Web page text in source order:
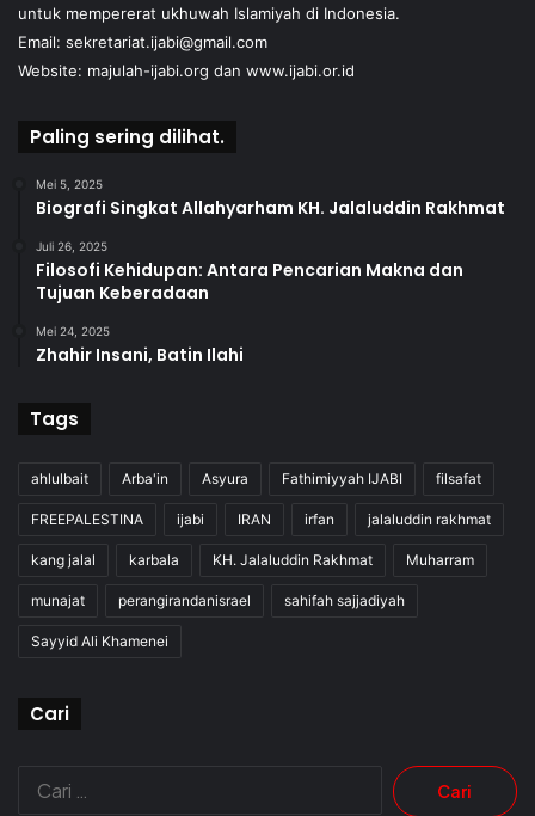
untuk mempererat ukhuwah Islamiyah di Indonesia.
Email: sekretariat.ijabi@gmail.com
Website: majulah-ijabi.org dan www.ijabi.or.id
Paling sering dilihat.
Mei 5, 2025
Biografi Singkat Allahyarham KH. Jalaluddin Rakhmat
Juli 26, 2025
Filosofi Kehidupan: Antara Pencarian Makna dan
Tujuan Keberadaan
Mei 24, 2025
Zhahir Insani, Batin Ilahi
Tags
ahlulbait Arba'in Asyura Fathimiyyah IJABI filsafat
FREEPALESTINA ijabi IRAN irfan jalaluddin rakhmat
kang jalal karbala KH. Jalaluddin Rakhmat Muharram
munajat perangirandanisrael sahifah sajjadiyah
Sayyid Ali Khamenei
Cari
Cari
untuk: